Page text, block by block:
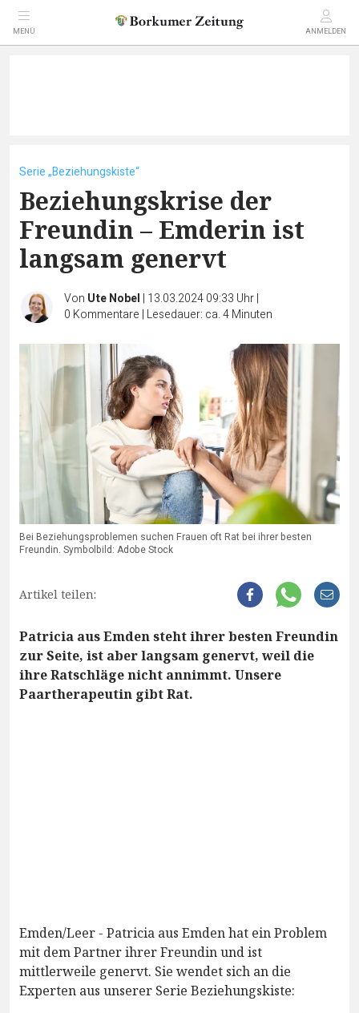
MENÜ ANMELDEN
Serie „Beziehungskiste“
Beziehungskrise der
Freundin – Emderin ist
langsam genervt
Von Ute Nobel | 13.03.2024 09:33 Uhr|
0 Kommentare | Lesedauer: ca. 4 Minuten
Bei Beziehungsproblemen suchen Frauen oft Rat bei ihrer besten
Freundin. Symbolbild: Adobe Stock
Artikel teilen:
Patricia aus Emden steht ihrer besten Freundin
zur Seite, ist aber langsam genervt, weil die
ihre Ratschläge nicht annimmt. Unsere
Paartherapeutin gibt Rat.
Emden/Leer - Patricia aus Emden hat ein Problem
mit dem Partner ihrer Freundin und ist
mittlerweile genervt. Sie wendet sich an die
Experten aus unserer Serie Beziehungskiste: